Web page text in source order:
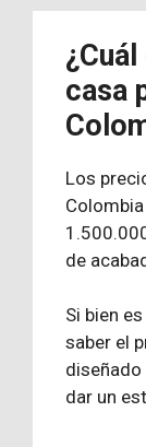
casa
Los
de
Si bien
saber el
dar un